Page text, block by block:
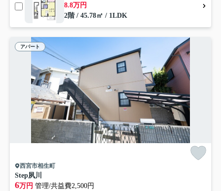
8.8万円
2階 / 45.78㎡ / 1LDK
アパート
西宮市相生町
Step夙川
6万円 管理/共益費2,500円